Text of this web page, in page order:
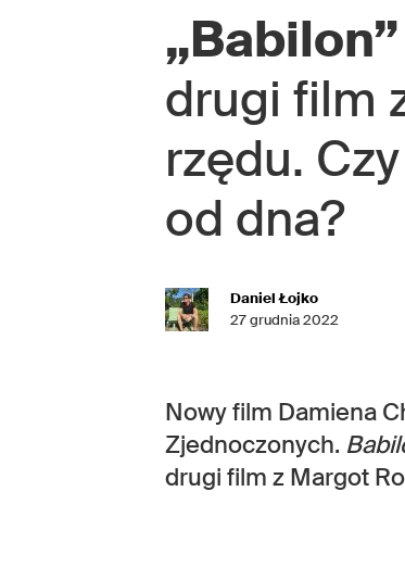
„Babilon”
drugi film
rzędu.
od dna?
Daniel Łojko
27 grudnia 2022
Nowy film Damiena
Zjednoczonych.
drugi film z Margot